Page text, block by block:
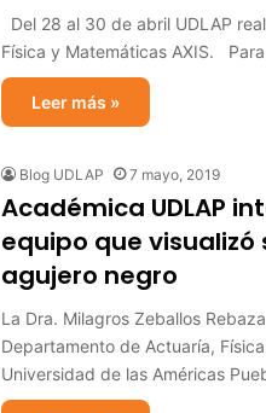
Del 28 al 30 de abril UDLAP
Física y Matemáticas AXIS.
Leer más »
Blog UDLAP 7 mayo, 2019
Académica UDLAP
equipo que visualizó
agujero negro
La Dra. Milagros Zeballos
Departamento de Actuaría,
Universidad de las Américas